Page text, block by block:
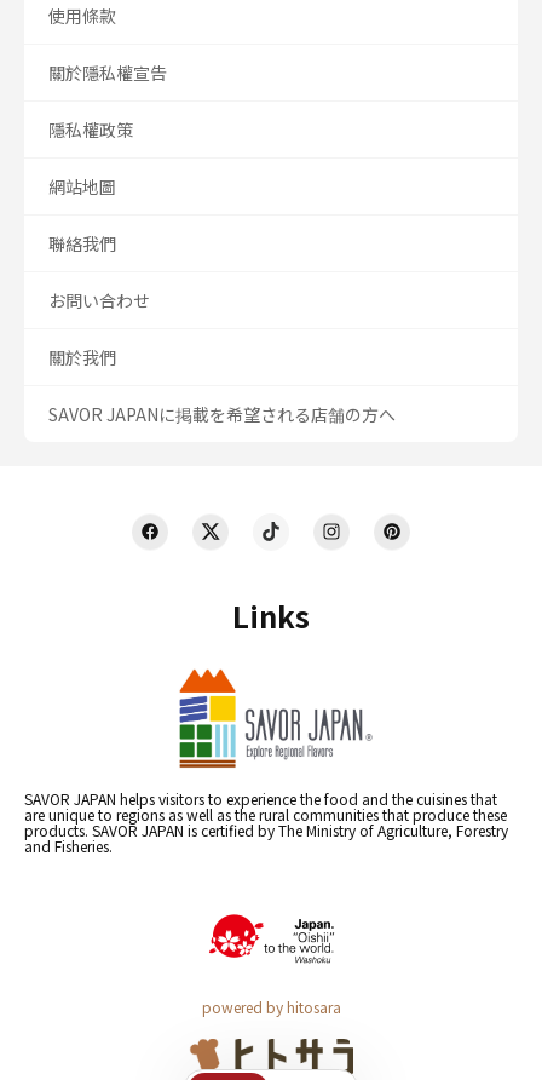
Links
SAVOR JAPAN helps visitors to experience the food and the cuisines that
are unique to regions as well as the rural communities that produce these
products. SAVOR JAPAN is certified by The Ministry of Agriculture, Forestry
and Fisheries.
powered by hitosara
使用條款
關於隱私權宣告
隱私權政策
網站地圖
聯絡我們
お問い合わせ
關於我們
SAVOR JAPANに掲載を希望される店舗の方へ